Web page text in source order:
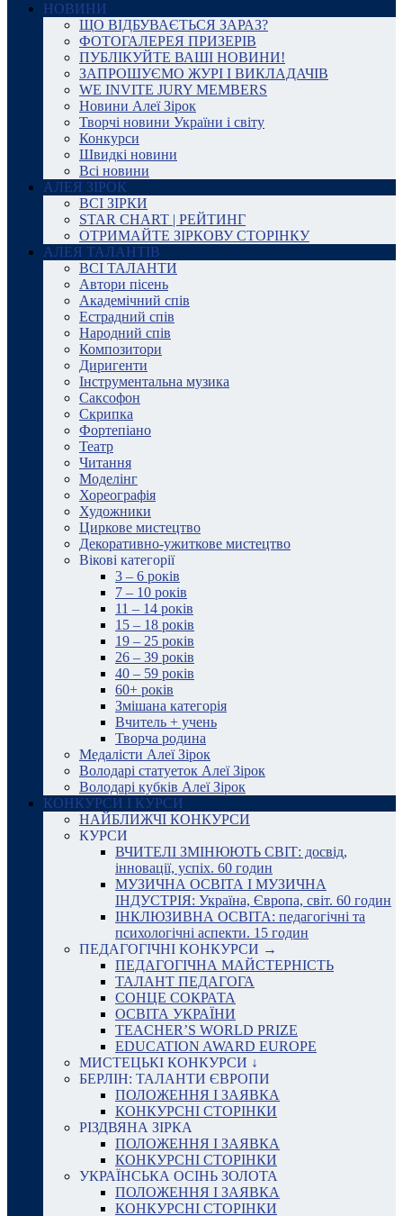
НОВИНИ
ЩО ВІДБУВАЄТЬСЯ ЗАРАЗ?
ФОТОГАЛЕРЕЯ ПРИЗЕРІВ
ПУБЛІКУЙТЕ ВАШІ НОВИНИ!
ЗАПРОШУЄМО ЖУРІ І ВИКЛАДАЧІВ
WE INVITE JURY MEMBERS
Новини Алеї Зірок
Творчі новини України і світу
Конкурси
Швидкі новини
Всі новини
АЛЕЯ ЗІРОК
ВСІ ЗІРКИ
STAR CHART | РЕЙТИНГ
ОТРИМАЙТЕ ЗІРКОВУ СТОРІНКУ
АЛЕЯ ТАЛАНТІВ
ВСІ ТАЛАНТИ
Автори пісень
Академічний спів
Естрадний спів
Народний спів
Композитори
Диригенти
Інструментальна музика
Саксофон
Скрипка
Фортепіано
Театр
Читання
Моделінг
Хореографія
Художники
Циркове мистецтво
Декоративно-ужиткове мистецтво
Вікові категорії
3 – 6 років
7 – 10 років
11 – 14 років
15 – 18 років
19 – 25 років
26 – 39 років
40 – 59 років
60+ років
Змішана категорія
Вчитель + учень
Творча родина
Медалісти Алеї Зірок
Володарі статуеток Алеї Зірок
Володарі кубків Алеї Зірок
КОНКУРСИ І КУРСИ
НАЙБЛИЖЧІ КОНКУРСИ
КУРСИ
ВЧИТЕЛІ ЗМІНЮЮТЬ СВІТ: досвід,
інновації, успіх. 60 годин
МУЗИЧНА ОСВІТА І МУЗИЧНА
ІНДУСТРІЯ: Україна, Європа, світ. 60 годин
ІНКЛЮЗИВНА ОСВІТА: педагогічні та
психологічні аспекти. 15 годин
ПЕДАГОГІЧНІ КОНКУРСИ →
ПЕДАГОГІЧНА МАЙСТЕРНІСТЬ
ТАЛАНТ ПЕДАГОГА
СОНЦЕ СОКРАТА
ОСВІТА УКРАЇНИ
TEACHER’S WORLD PRIZE
EDUCATION AWARD EUROPE
МИСТЕЦЬКІ КОНКУРСИ ↓
БЕРЛІН: ТАЛАНТИ ЄВРОПИ
ПОЛОЖЕННЯ І ЗАЯВКА
КОНКУРСНІ СТОРІНКИ
РІЗДВЯНА ЗІРКА
ПОЛОЖЕННЯ І ЗАЯВКА
КОНКУРСНІ СТОРІНКИ
УКРАЇНСЬКА ОСІНЬ ЗОЛОТА
ПОЛОЖЕННЯ І ЗАЯВКА
КОНКУРСНІ СТОРІНКИ